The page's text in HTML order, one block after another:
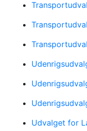
Udvalget for